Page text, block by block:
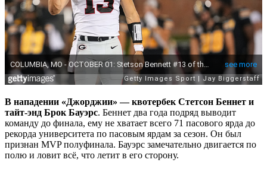
В нападении «Джорджии» — квотербек Стетсон Беннет и
тайт-энд Брок Бауэрс. Беннет два года подряд выводит
команду до финала, ему не хватает всего 71 пасового ярда до
рекорда университета по пасовым ярдам за сезон. Он был
признан MVP полуфинала. Бауэрс замечательно двигается по
полю и ловит всё, что летит в его сторону.